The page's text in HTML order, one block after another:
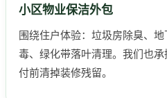
小区物业保洁外包
围绕住户体验：垃圾房除臭、
毒、绿化带落叶清理。我们也承
付前清掉装修残留。